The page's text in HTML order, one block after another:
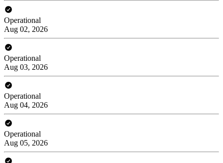
Operational
Aug 02, 2026
Operational
Aug 03, 2026
Operational
Aug 04, 2026
Operational
Aug 05, 2026